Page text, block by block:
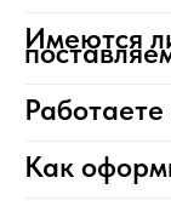
Имеются
Как